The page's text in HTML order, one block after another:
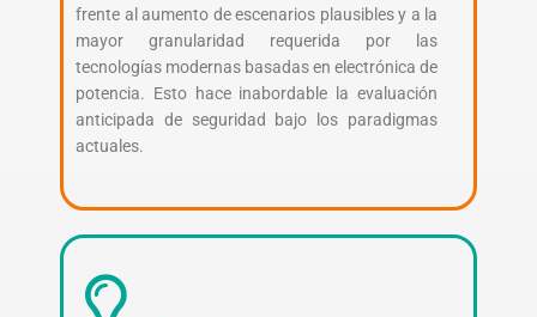
frente al aumento de escenarios plausibles y a la
mayor granularidad requerida por las
tecnologías modernas basadas en electrónica de
potencia. Esto hace inabordable la evaluación
anticipada de seguridad bajo los paradigmas
actuales.